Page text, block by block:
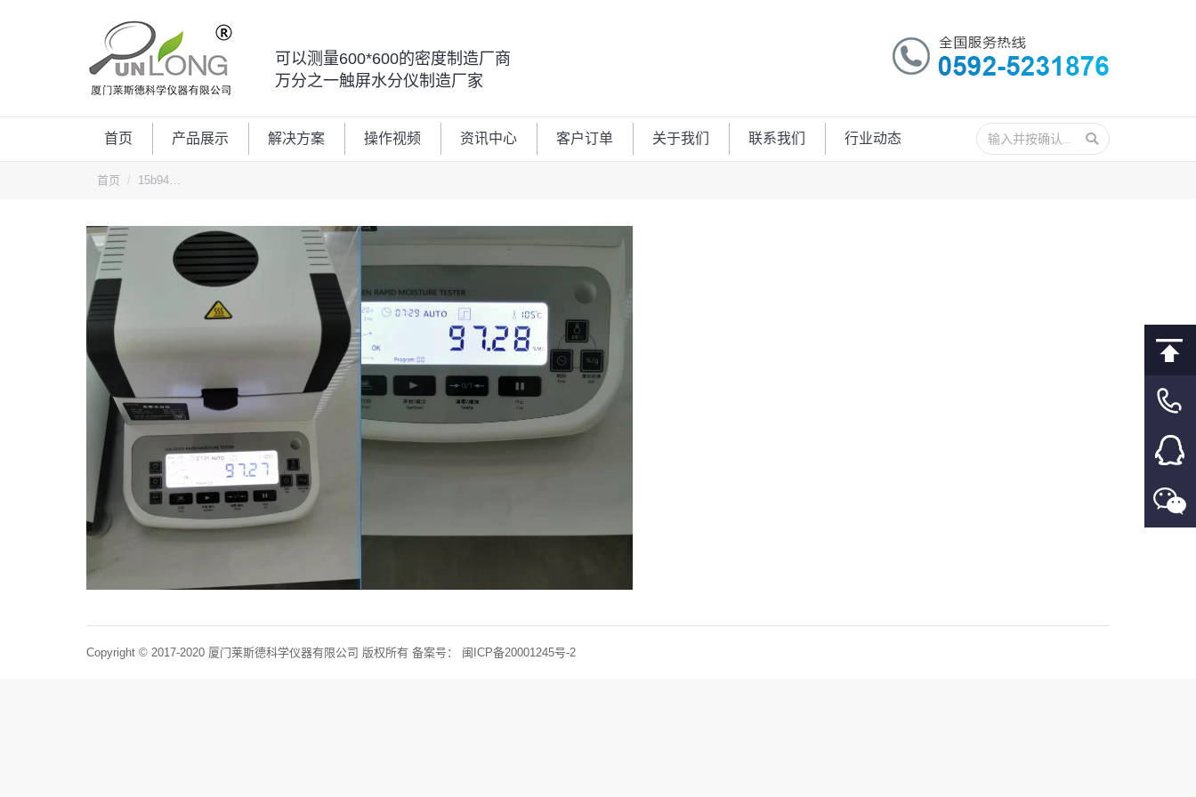
可以测量600*600的密度制造厂商
万分之一触屏水分仪制造厂家
首页 产品展示 解决方案 操作视频 资讯中心 客户订单 关于我们 联系我们 行业动态
搜
索：
您的位置：
首页 15b94…
Copyright © 2017-2020 厦门莱斯德科学仪器有限公司 版权所有 备案号： 闽ICP备20001245号-2